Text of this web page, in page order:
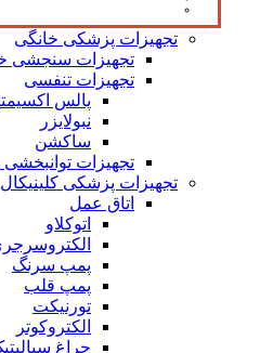
تجهیزات پزشکی خانگی
تجهیزات سنجشی
تجهیزات تنفسی
پالس
نبولایزر
ساکشن
تجهیزات توانبخشی
تجهیزات پزشکی کلینیکال
اتاق عمل
اتوکلاو
پمپ سرنگ
پمپ قلب
تورنیکت
الکتروکوتر
چراغ